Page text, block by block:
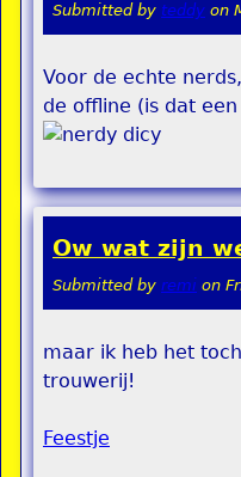
Submitted by teddy on
Voor de echte
de offline (is dat
Ow wat zijn
Submitted by remi on
maar ik heb het
trouwerij!
Feestje